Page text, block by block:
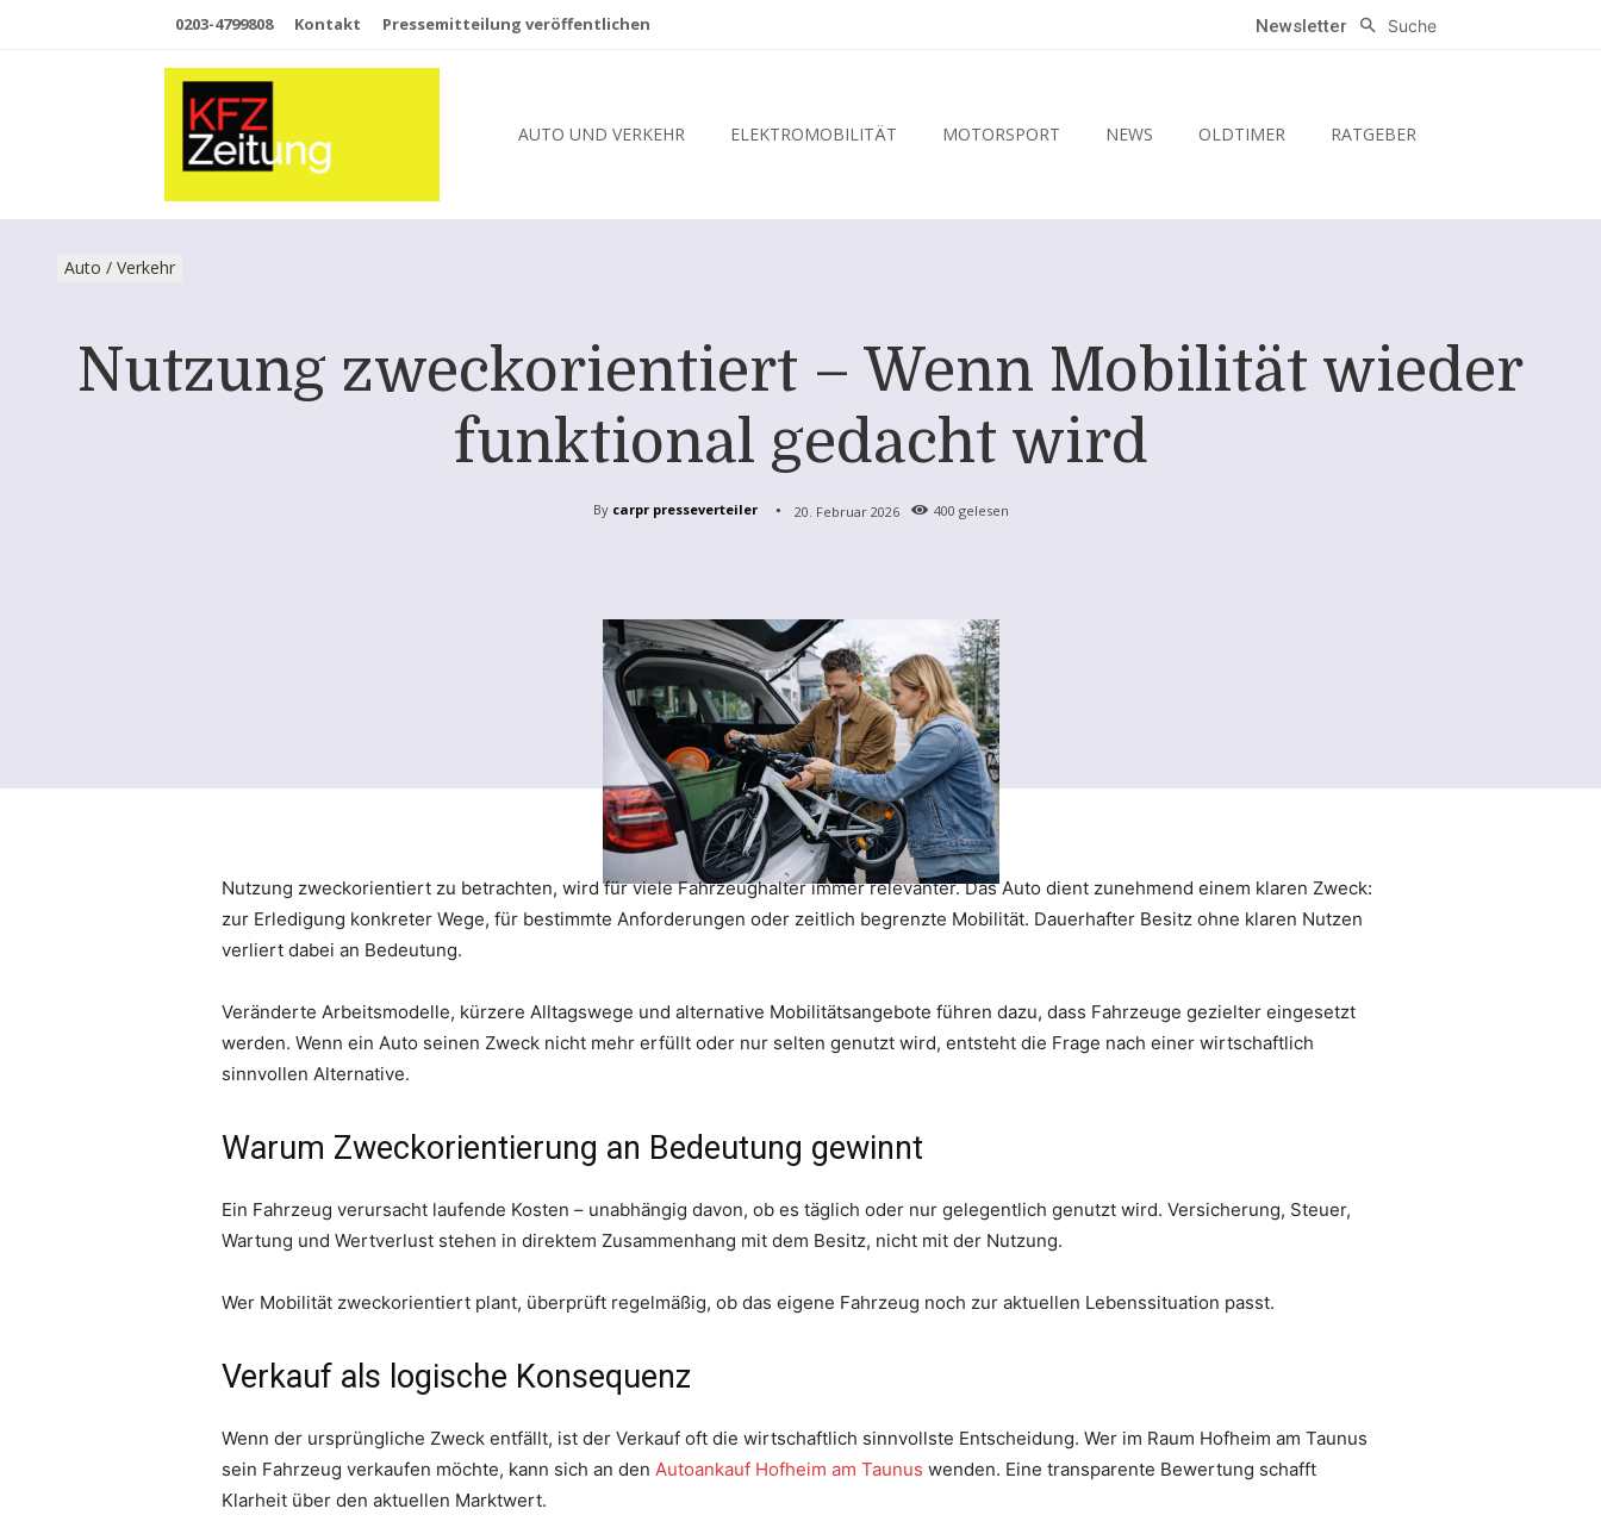
0203-4799808 Kontakt Pressemitteilung veröffentlichen Newsletter Suche
AUTO UND VERKEHR ELEKTROMOBILITÄT MOTORSPORT NEWS OLDTIMER RATGEBER
Auto / Verkehr
Nutzung zweckorientiert – Wenn Mobilität wieder
funktional gedacht wird
By carpr presseverteiler 20. Februar 2026 400 gelesen
Nutzung zweckorientiert zu betrachten, wird für viele Fahrzeughalter immer relevanter. Das Auto dient zunehmend einem klaren Zweck:
zur Erledigung konkreter Wege, für bestimmte Anforderungen oder zeitlich begrenzte Mobilität. Dauerhafter Besitz ohne klaren Nutzen
verliert dabei an Bedeutung.
Veränderte Arbeitsmodelle, kürzere Alltagswege und alternative Mobilitätsangebote führen dazu, dass Fahrzeuge gezielter eingesetzt
werden. Wenn ein Auto seinen Zweck nicht mehr erfüllt oder nur selten genutzt wird, entsteht die Frage nach einer wirtschaftlich
sinnvollen Alternative.
Warum Zweckorientierung an Bedeutung gewinnt
Ein Fahrzeug verursacht laufende Kosten – unabhängig davon, ob es täglich oder nur gelegentlich genutzt wird. Versicherung, Steuer,
Wartung und Wertverlust stehen in direktem Zusammenhang mit dem Besitz, nicht mit der Nutzung.
Wer Mobilität zweckorientiert plant, überprüft regelmäßig, ob das eigene Fahrzeug noch zur aktuellen Lebenssituation passt.
Verkauf als logische Konsequenz
Wenn der ursprüngliche Zweck entfällt, ist der Verkauf oft die wirtschaftlich sinnvollste Entscheidung. Wer im Raum Hofheim am Taunus
sein Fahrzeug verkaufen möchte, kann sich an den Autoankauf Hofheim am Taunus wenden. Eine transparente Bewertung schafft
Klarheit über den aktuellen Marktwert.